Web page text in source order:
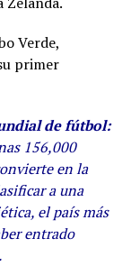
Verde,
primer
de fútbol:
156,000
en la
a una
el país más
entrado